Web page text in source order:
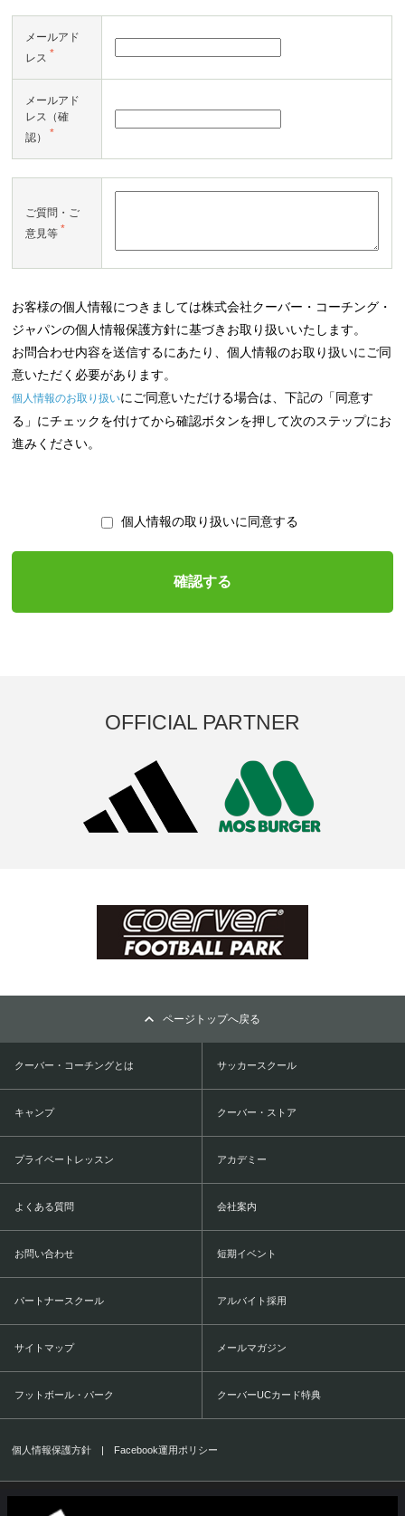
メールアド
レス *
メールアド
レス（確
認） *
ご質問・ご
意見等 *
お客様の個人情報につきましては株式会社クーバー・コーチング・
ジャパンの個人情報保護方針に基づきお取り扱いいたします。
お問合わせ内容を送信するにあたり、個人情報のお取り扱いにご同
意いただく必要があります。
個人情報のお取り扱いにご同意いただける場合は、下記の「同意す
る」にチェックを付けてから確認ボタンを押して次のステップにお
進みください。
個人情報の取り扱いに同意する
OFFICIAL PARTNER
ページトップへ戻る
クーバー・コーチングとは サッカースクール
キャンプ クーバー・ストア
プライベートレッスン アカデミー
よくある質問 会社案内
お問い合わせ 短期イベント
パートナースクール アルバイト採用
サイトマップ メールマガジン
フットボール・パーク クーバーUCカード特典
個人情報保護方針 | Facebook運用ポリシー